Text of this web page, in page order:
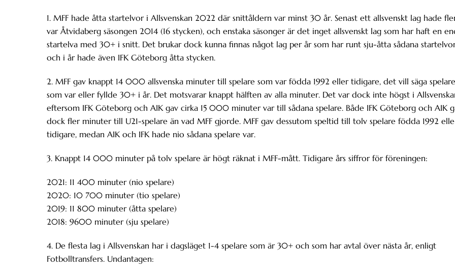
1. MFF hade åtta startelvor i Allsvenskan 2022 där snittåldern var minst 30 år. Senast ett allsvenskt lag hade
var Åtvidaberg säsongen 2014 (16 stycken), och enstaka säsonger är det inget allsvenskt lag som har haft en
startelva med 30+ i snitt. Det brukar dock kunna finnas något lag per år som har runt sju-åtta sådana
och i år hade även IFK Göteborg åtta stycken.
2. MFF gav knappt 14 000 allsvenska minuter till spelare som var födda 1992 eller tidigare, det vill säga spelare
som var eller fyllde 30+ i år. Det motsvarar knappt hälften av alla minuter. Det var dock inte högst i
eftersom IFK Göteborg och AIK gav cirka 15 000 minuter var till sådana spelare. Både IFK Göteborg och AIK
dock fler minuter till U21-spelare än vad MFF gjorde. MFF gav dessutom speltid till tolv spelare födda 1992
tidigare, medan AIK och IFK hade nio sådana spelare var.
3. Knappt 14 000 minuter på tolv spelare är högt räknat i MFF-mått. Tidigare års siffror för föreningen:
2021: 11 400 minuter (nio spelare)
2020: 10 700 minuter (tio spelare)
2019: 11 800 minuter (åtta spelare)
2018: 9600 minuter (sju spelare)
4. De flesta lag i Allsvenskan har i dagsläget 1-4 spelare som är 30+ och som har avtal över nästa år, enligt
Fotbolltransfers. Undantagen: